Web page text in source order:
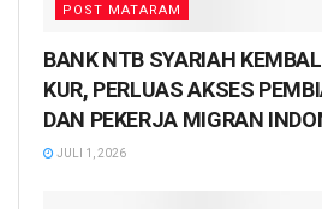
POST MATARAM
BANK NTB SYARIAH
KUR, PERLUAS AKSES
DAN PEKERJA MIGRAN
JULI 1, 2026